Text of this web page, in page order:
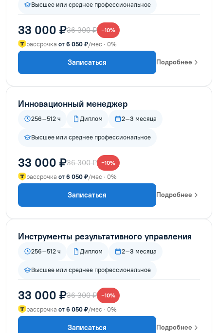
Высшее или среднее профессиональное
33 000 ₽36 300 ₽ −10%
рассрочка от 6 050 ₽/мес · 0%
Записаться Подробнее
Инновационный менеджер
256–512 ч Диплом 2–3 месяца
Высшее или среднее профессиональное
33 000 ₽36 300 ₽ −10%
рассрочка от 6 050 ₽/мес · 0%
Записаться Подробнее
Инструменты результативного управления
256–512 ч Диплом 2–3 месяца
Высшее или среднее профессиональное
33 000 ₽36 300 ₽ −10%
рассрочка от 6 050 ₽/мес · 0%
Записаться Подробнее